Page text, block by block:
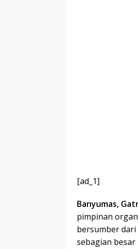
[ad_1]
Banyumas,
pimpinan
bersumber dari
sebagian besar